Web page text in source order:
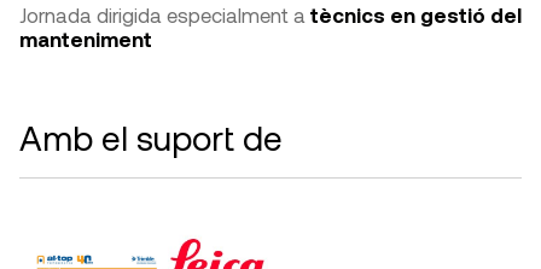
Jornada dirigida especialment a tècnics en gestió del
manteniment
Amb el suport de